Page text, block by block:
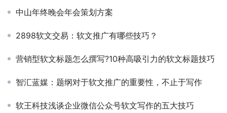
中山年终晚会年会策划方案
2898软文交易：软文推广有哪些技巧？
营销型软文标题怎么撰写?10种高吸引力的软文标题技巧
智汇蓝媒：题纲对于软文推广的重要性，不止于写作
软王科技浅谈企业微信公众号软文写作的五大技巧